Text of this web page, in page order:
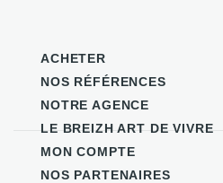
ACHETER
NOS RÉFÉRENCES
NOTRE AGENCE
LE BREIZH ART DE VIVRE
MON COMPTE
NOS PARTENAIRES